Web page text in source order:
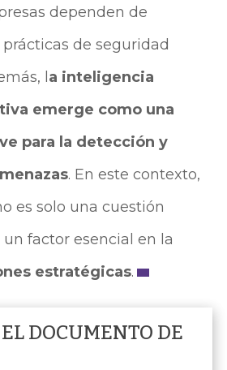
dependen de
de seguridad
l a inteligencia
emerge como una
para la detección y
. En este contexto,
es solo una cuestión
factor esencial en la
estratégicas.
DOCUMENTO DE